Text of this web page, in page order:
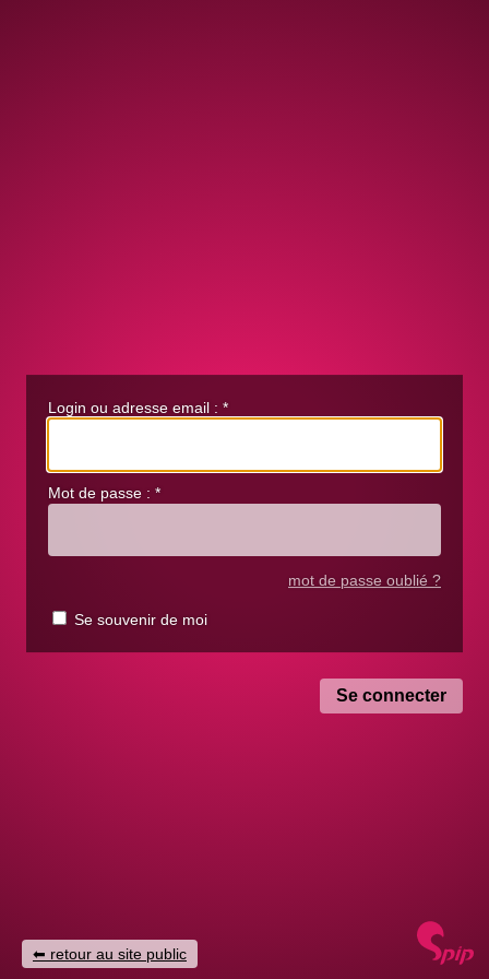
Login ou adresse email : *
Mot de passe : *
mot de passe oublié ?
Se souvenir de moi
retour au site public